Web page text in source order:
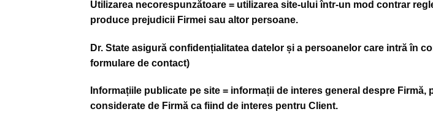
Utilizarea necorespunzătoare = utilizarea site-ului într-un mod contrar
produce prejudicii Firmei sau altor persoane.
Dr. State asigură confidențialitatea datelor și a persoanelor care intră în
formulare de contact)
Informațiile publicate pe site = informații de interes general despre
considerate de Firmă ca fiind de interes pentru Client.